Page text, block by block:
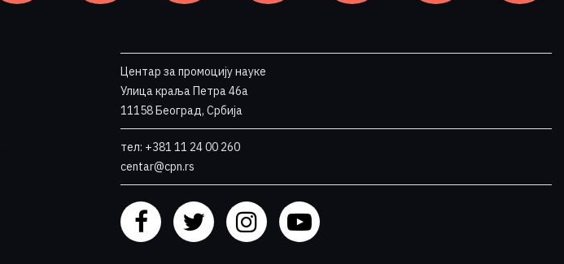
Центар за промоцију науке
Улица краља Петра 46a
11158 Београд, Србија
тел: +381 11 24 00 260
centar@cpn.rs